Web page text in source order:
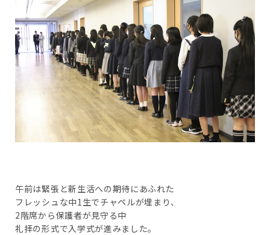
午前は緊張と新生活への期待にあふれた
フレッシュな中1生でチャペルが埋まり、
2階席から保護者が見守る中
礼拝の形式で入学式が進みました。